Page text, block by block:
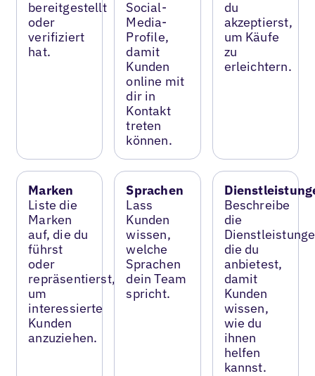
bereitgestellt
oder
verifiziert
hat.
Social-
Media-
Profile,
damit
Kunden
online mit
dir in
Kontakt
treten
können.
du
akzeptierst,
um Käufe
zu
erleichtern.
Marken
Liste die
Marken
auf, die du
führst
oder
repräsentierst,
um
interessierte
Kunden
anzuziehen.
Sprachen
Lass
Kunden
wissen,
welche
Sprachen
dein Team
spricht.
Beschreibe
die
die du
anbietest,
damit
Kunden
wissen,
wie du
ihnen
helfen
kannst.